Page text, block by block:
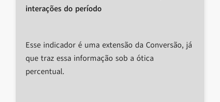
interações do período
Esse indicador é uma extensão da Conversão, já
que traz essa informação sob a ótica
percentual.